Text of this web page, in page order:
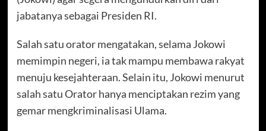
jabatanya sebagai Presiden RI.
Salah satu orator mengatakan, selama Jokowi
memimpin negeri, ia tak mampu membawa rakyat
menuju kesejahteraan. Selain itu, Jokowi menurut
salah satu Orator hanya menciptakan rezim yang
gemar mengkriminalisasi Ulama.